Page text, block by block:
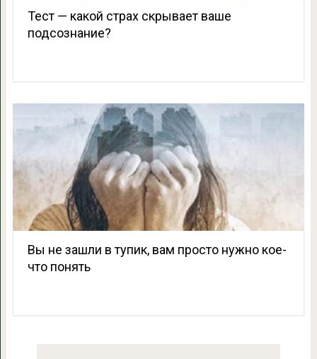
Тест — какой страх скрывает ваше
подсознание?
Вы не зашли в тупик, вам просто нужно кое-
что понять